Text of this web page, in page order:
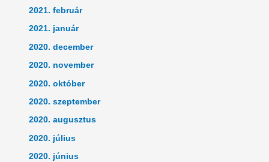
2021. február
2021. január
2020. december
2020. november
2020. október
2020. szeptember
2020. augusztus
2020. július
2020. június